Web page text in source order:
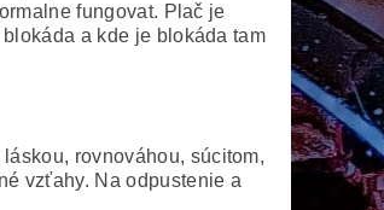
fungovat. Plač je
a kde je blokáda tam
láskou, rovnováhou, súcitom,
vzťahy. Na odpustenie a